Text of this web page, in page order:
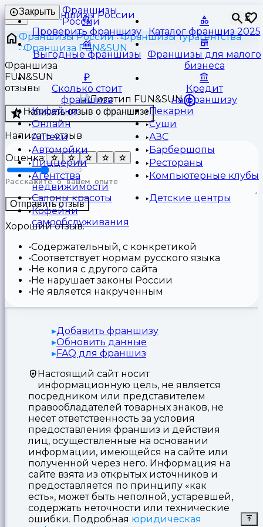
Франшизы
России
⏳
Закрыть
Проверить франшизу Каталог франшиз 2025
Выгодные франшизы
Франшизы для малого
бизнеса
Сколько стоит
франшиза
Кредит
на франшизу
Кофейни
Пекарни
Онлайн
Суши
Аптеки
АЗС
Автомойки
Барбершопы
Пиццерии
Рестораны
Агентства
недвижимости
Компьютерные клубы
Салоны красоты
Детские центры
Кофейни
самообслуживания
Франшизы России
Франшизы турагентства
Франшиза FUN&SUN
Франшиза
FUN&SUN
отзывы
Написать отзыв о франшизе
Написать отзыв
Оценка:
Отправить отзыв
Хороший отзыв:
Содержательный, с конкретикой
Соответствует нормам русского языка
Не копия с другого сайта
Не нарушает законы России
Не является накрученным
Добавить франшизу
Обновить данные
FAQ для франшиз
Настоящий сайт носит
информационную цель, не является
посредником или представителем
правообладателей товарных знаков, не
несет ответственность за условия
предоставления франшиз и действия
лиц, осуществленные на основании
информации, имеющейся на сайте или
полученной через него. Информация на
сайте взята из открытых источников и
предоставляется по принципу «как
есть», может быть неполной, устаревшей,
содержать неточности или технические
ошибки. Подробная юридическая